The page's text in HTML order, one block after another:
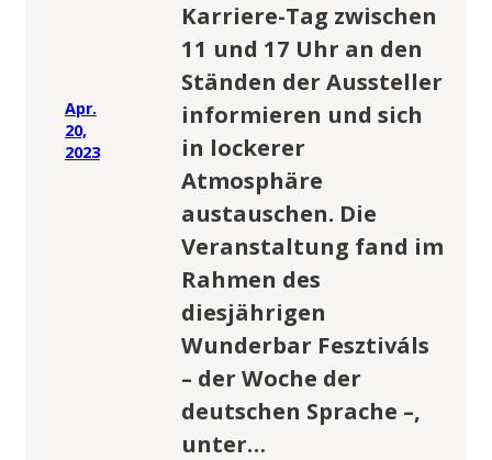
Apr.
20,
2023
Karriere-Tag zwischen
11 und 17 Uhr an den
Ständen der Aussteller
informieren und sich
in lockerer
Atmosphäre
austauschen. Die
Veranstaltung fand im
Rahmen des
diesjährigen
Wunderbar Fesztiváls
– der Woche der
deutschen Sprache –,
unter…